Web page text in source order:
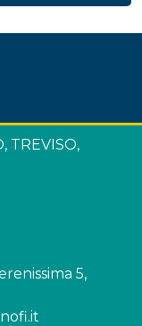
TREVISO,
5,